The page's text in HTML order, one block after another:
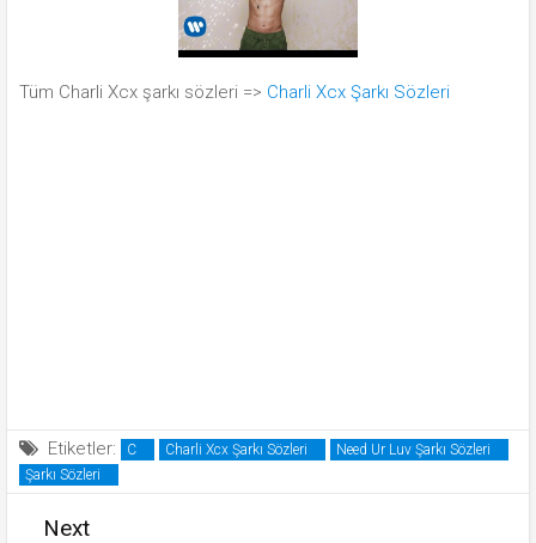
Tüm Charli Xcx şarkı sözleri => Charli Xcx Şarkı Sözleri
Etiketler: C Charli Xcx Şarkı Sözleri
Need Ur Luv Şarkı Sözleri
Şarkı Sözleri
Next